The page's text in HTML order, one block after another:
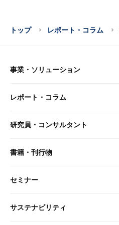
トップ レポート・コラム
事業・ソリューション
事業・ソリューション トップ
リサーチ
レポート・コラム
レポート・コラム トップ
最新のレポート・コラム
研究員・コンサルタント
研究員・コンサルタント トップ
研究員
書籍・刊行物
書籍・刊行物 トップ
書籍
セミナー
セミナー トップ
サステナビリティ